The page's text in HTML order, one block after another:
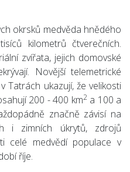
okrsků medvěda hnědého
kilometrů čtverečních.
zvířata, jejich domovské
Novější telemetrické
Tatrách ukazují, že velikosti
200 - 400 km2a 100 a
značně závisí na
i zimních úkrytů, zdrojů
celé medvědí populace v
říje.